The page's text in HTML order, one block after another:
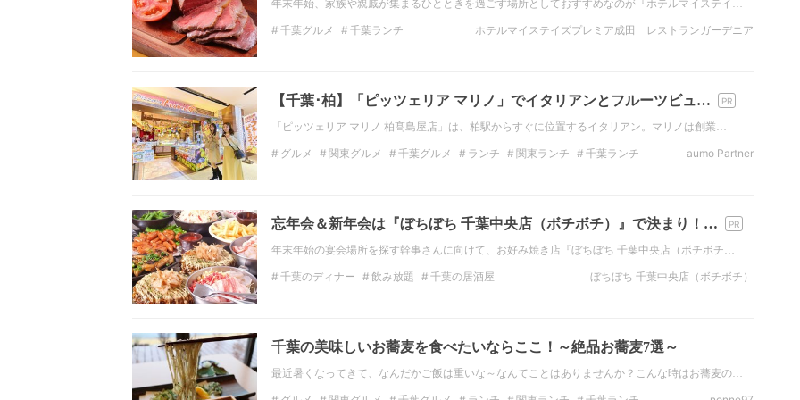
年末年始、家族や親戚が集まるひとときを過ごす場所としておすすめなのが『ホテルマイステイ…
千葉グルメ
千葉ランチ
千葉の観光スポット
千葉のホテル
千葉観光
ホテルマイステイズプレミア成田 レストランガーデニア
【千葉･柏】「ピッツェリア マリノ」でイタリアンとフルーツビュ…
「ピッツェリア マリノ 柏髙島屋店」は、柏駅からすぐに位置するイタリアン。マリノは創業…
グルメ 関東グルメ 千葉グルメ ランチ 関東ランチ
千葉ランチ
aumo Partner
忘年会＆新年会は『ぼちぼち 千葉中央店（ボチボチ）』で決まり！…
年末年始の宴会場所を探す幹事さんに向けて、お好み焼き店『ぼちぼち 千葉中央店（ボチボチ…
千葉のディナー 飲み放題
千葉の居酒屋
ぼちぼち 千葉中央店（ボチボチ）
千葉の美味しいお蕎麦を食べたいならここ！～絶品お蕎麦7選～
最近暑くなってきて、なんだかご飯は重いな～なんてことはありませんか？こんな時はお蕎麦の…